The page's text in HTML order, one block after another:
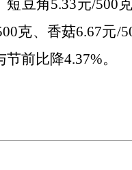
短豆角5.33元/500
克、香菇6.67元/
节前比降4.37%。